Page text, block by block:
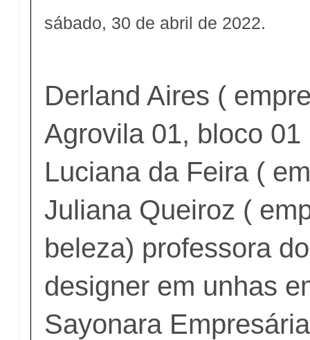
sábado, 30 de abril de 2022.
Derland Aires (
Agrovila 01, bloco 01
Luciana da Feira (
Juliana Queiroz (
beleza) professora
designer em unhas
Sayonara